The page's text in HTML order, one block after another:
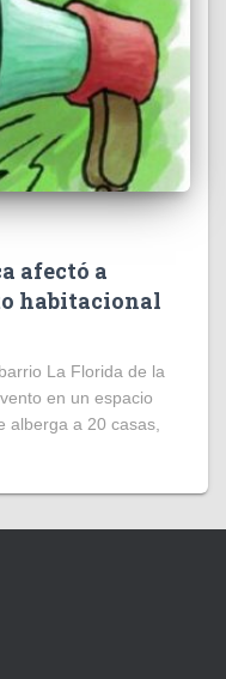
afectó a
habitacional
La Florida de la
en un espacio
alberga a 20 casas,